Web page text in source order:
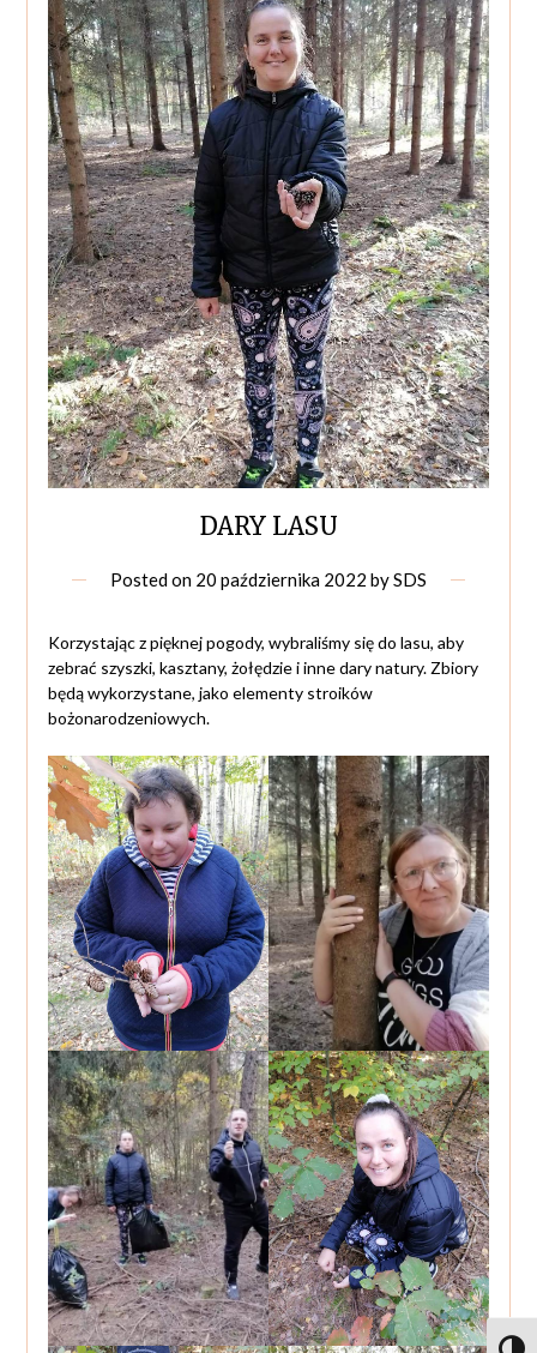
DARY LASU
Posted on 20 października 2022 bySDS
Korzystając z pięknej pogody, wybraliśmy się do lasu, aby
zebrać szyszki, kasztany, żołędzie i inne dary natury. Zbiory
będą wykorzystane, jako elementy stroików
bożonarodzeniowych.